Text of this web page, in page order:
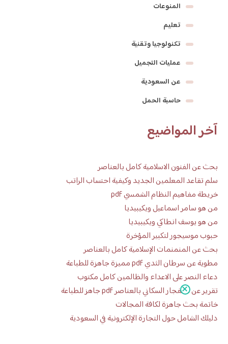
المنوعات
تعليم
تكنولوجيا وتقنية
عمليات التجميل
عن السعودية
حاسبة الحمل
آخر المواضيع
بحث عن الفنون الاسلامية كامل بالعناصر
سلم تقاعد المعلمين الجديد وكيفية احتساب الراتب
خريطة مفاهيم النظام الشمسي pdf
من هو سامر اسماعيل ويكيبيديا
من هو يوسف انطاكي ويكيبيديا
حبوب موسيجور لتكبير المؤخرة
بحث عن المنمنمات الإسلامية كامل بالعناصر
مطوية عن سرطان الثدي pdf مميزة جاهزة للطباعة
دعاء النصر على الاعداء والظالمين كامل مكتوب
تقرير عن الانفجار السكاني بالعناصر pdf جاهز للطباعة
خاتمة بحث جاهزة لكافة المجالات
دليلك الشامل حول التجارة الإلكترونية في السعودية